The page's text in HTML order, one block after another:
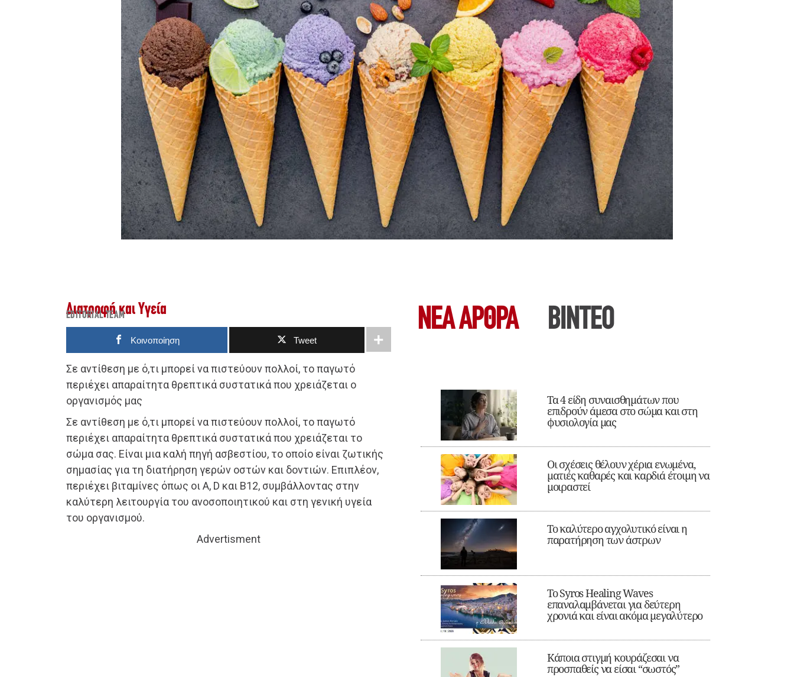
Διατροφή και Υγεία
EDITORIAL TEAM
Κοινοποίηση Tweet
Σε αντίθεση με ό,τι μπορεί να πιστεύουν πολλοί, το παγωτό
περιέχει απαραίτητα θρεπτικά συστατικά που χρειάζεται ο
οργανισμός μας
Σε αντίθεση με ό,τι μπορεί να πιστεύουν πολλοί, το παγωτό
περιέχει απαραίτητα θρεπτικά συστατικά που χρειάζεται το
σώμα σας. Είναι μια καλή πηγή ασβεστίου, το οποίο είναι ζωτικής
σημασίας για τη διατήρηση γερών οστών και δοντιών. Επιπλέον,
περιέχει βιταμίνες όπως οι A, D και B12, συμβάλλοντας στην
καλύτερη λειτουργία του ανοσοποιητικού και στη γενική υγεία
του οργανισμού.
Advertisment
ΝΕΑ ΆΡΘΡΑ ΒΙΝΤΕΟ
Τα 4 είδη συναισθημάτων που
επιδρούν άμεσα στο σώμα και στη
φυσιολογία μας
Οι σχέσεις θέλουν χέρια ενωμένα,
ματιές καθαρές και καρδιά έτοιμη να
μοιραστεί
Το καλύτερο αγχολυτικό είναι η
παρατήρηση των άστρων
Το Syros Healing Waves
επαναλαμβάνεται για δεύτερη
χρονιά και είναι ακόμα μεγαλύτερο
Κάποια στιγμή κουράζεσαι να
προσπαθείς να είσαι “σωστός”